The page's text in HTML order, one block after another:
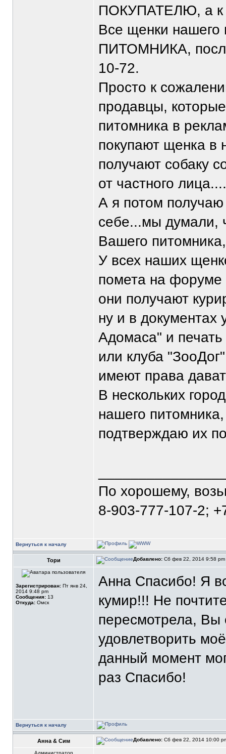
ПОКУПАТЕЛЮ, а
Все щенки нашего
ПИТОМНИКА,
10-72.
Просто к
продавцы,
питомника в
покупают щенка в
получают собаку
от частного лица....
А я потом получаю
себе...мы думали,
Вашего
У всех наших
помета на
они получают
ну и в документах
Адомаса" и
или клуба
имеют права
В нескольких
нашего
подтверждаю их
По хорошему,
8-903-777-107-2;
Вернуться к началу
Тори Добавлено: Сб фев 22, 2014 9:58 pm
Зарегистрирован: Пт янв 24,
2014 9:48 pm
Сообщения: 13
Откуда: Омск
Анна Спасибо! Я
кумир!!! Не
пересмотрела, Вы
удовлетворить
данный момент
раз Спасибо!
Вернуться к началу
Анна & Сим Добавлено: Сб фев 22, 2014 10:00
Администратор